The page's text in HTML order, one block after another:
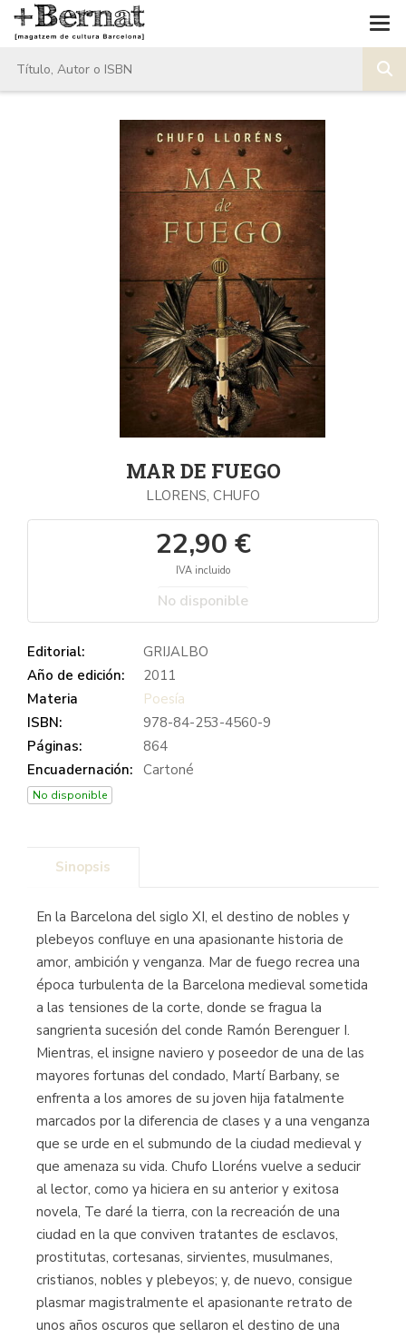
MAR DE FUEGO
LLORENS, CHUFO
22,90 €
IVA incluido
No disponible
Editorial:
GRIJALBO
Año de edición:
2011
Materia
Poesía
ISBN:
978-84-253-4560-9
Páginas:
864
Encuadernación: Cartoné
No disponible
Sinopsis
En la Barcelona del siglo XI, el destino de nobles y
plebeyos confluye en una apasionante historia de
amor, ambición y venganza. Mar de fuego recrea una
época turbulenta de la Barcelona medieval sometida
a las tensiones de la corte, donde se fragua la
sangrienta sucesión del conde Ramón Berenguer I.
Mientras, el insigne naviero y poseedor de una de las
mayores fortunas del condado, Martí Barbany, se
enfrenta a los amores de su joven hija fatalmente
marcados por la diferencia de clases y a una venganza
que se urde en el submundo de la ciudad medieval y
que amenaza su vida. Chufo Lloréns vuelve a seducir
al lector, como ya hiciera en su anterior y exitosa
novela, Te daré la tierra, con la recreación de una
ciudad en la que conviven tratantes de esclavos,
prostitutas, cortesanas, sirvientes, musulmanes,
cristianos, nobles y plebeyos; y, de nuevo, consigue
plasmar magistralmente el apasionante retrato de
unos años oscuros que sellaron el destino de una